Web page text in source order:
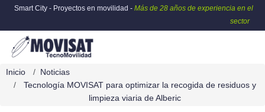
Smart City - Proyectos en movilidad - Más de 28 años de experiencia en el
sector
Inicio
Noticias
Tecnología MOVISAT para optimizar la recogida de residuos y
limpieza viaria de Alberic